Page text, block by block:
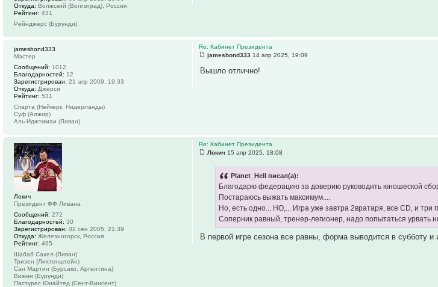
Откуда: Волжский (Волгоград), Россия
Рейтинг: 431
Рейнджерс (Бурунди)
Re: Кабинет Президента
jamesbond333 14 апр 2025, 19:09
Вышло отлично!
jamesbond333
Мастер
Сообщений: 1012
Благодарностей: 12
Зарегистрирован: 21 апр 2009, 19:33
Откуда: Джерси
Рейтинг: 531
Спарта (Нейкерк, Нидерланды)
Суф (Алжир)
Аль-Иджтимаи (Ливан)
Re: Кабинет Президента
Локич 15 апр 2025, 18:08
Planet_Hell писал(а):
Благодарю федерацию за доверию руководить юношеской
Постараюсь выжать максимум....
Но, есть одно... НО,... Игра уже завтра 2вратаря, всe CD, и
Соперник равный, тренер-легионер, надо попытаться урвать
В первой игре сезона все равны, форма выводится в субботу и
Локич
Президент ФФ Ливана
Сообщений: 272
Благодарностей: 30
Зарегистрирован: 02 сен 2005, 21:39
Откуда: Железногорск, Россия
Рейтинг: 495
Шабаб Сахел (Ливан)
Тризен (Лихтенштейн)
Сан Мартин (Бурсако, Аргентина)
Вижин (Бурунди)
Пастурес Юнайтед (Сент-Винсент)